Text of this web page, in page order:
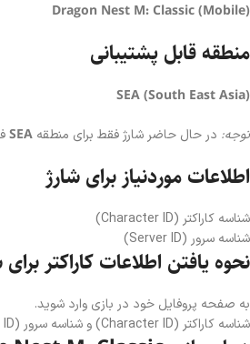
Dragon Nest M: Classic (Mobile)
منطقه قابل پشتیبانی
SEA (South East Asia)
توجه: در حال حاضر شارژ فقط برای منطقه SEA
اطلاعات موردنیاز برای شارژ
شناسه کاراکتر (Character ID)
شناسه سرور (Server ID)
نحوه یافتن اطلاعات کاراکتر
به صفحه پروفایل خود در بازی وارد شوید.
شناسه کاراکتر (Character ID) و شناسه سرور (Server ID) شما در کنار تصویر پروفایل نمایش داده می‌شود.